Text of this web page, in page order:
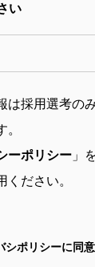
い
採用選考のみ
ーポリシー 」
ください。
シポリシーに同